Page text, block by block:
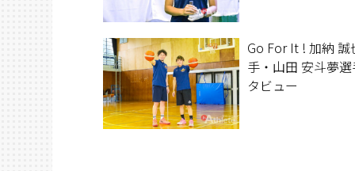
Go For It ! 加納 誠
手・山田 安斗夢
タビュー